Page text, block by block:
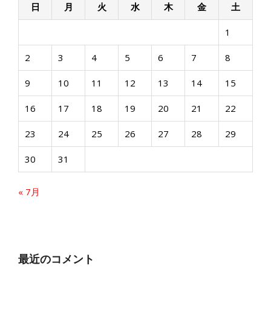
ン
日
月 火 水 木 金 土
1
2 3 4 5 6 7 8
9 10 11 12 13 14 15
16 17 18 19 20 21 22
23 24 25 26 27 28 29
30 31
« 7月
最近のコメント